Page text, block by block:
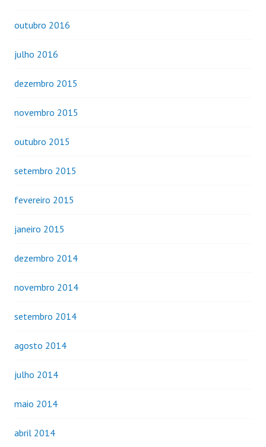
outubro 2016
julho 2016
dezembro 2015
novembro 2015
outubro 2015
setembro 2015
fevereiro 2015
janeiro 2015
dezembro 2014
novembro 2014
setembro 2014
agosto 2014
julho 2014
maio 2014
abril 2014